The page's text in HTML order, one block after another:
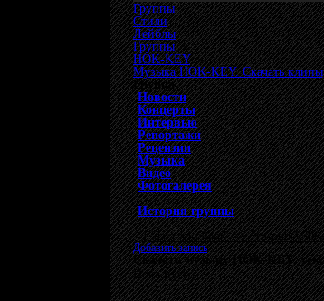
Группы
Стили
Лейблы
Группы»
HOK-KEY»
Музыка HOK-KEY. Скачать
Группа
Новости
Концерты
Интервью
Репортажи
Рецензии
Музыка
Видео
Фотогалерея
История группы
{"data-ad-client" => "ca-pub-
Добавить запись
Скачать музыку HOK-KEY,
Пока пусто